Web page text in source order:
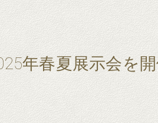
年春夏展示会を